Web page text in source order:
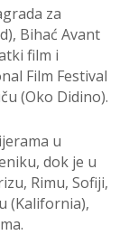
za
Bihać Avant
film i
Film Festival
(Oko Didino).
u
dok je u
Rimu, Sofiji,
(Kalifornia),